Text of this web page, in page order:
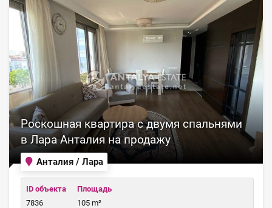
Анталия / Лара
Роскошная квартира с двумя спальнями
в Лара Анталия на продажу
ID объекта
7836
Площадь
105 m²